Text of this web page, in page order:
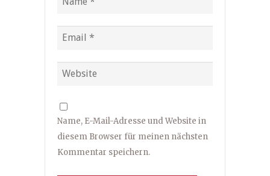
Name, E-Mail-Adresse und Website in
diesem Browser für meinen nächsten
Kommentar speichern.